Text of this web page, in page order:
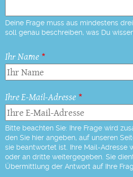
Deine Frage muss aus mindestens
soll genau beschreiben, was Du
Ihr Name
Ihre E-Mail-Adresse
Bitte beachten Sie: Ihre Frage wird
den Sie hier angeben, auf unseren
sie beantwortet ist. Ihre Mail-Adresse
oder an dritte weitergegeben. Sie
Übermittlung der Antwort auf Ihre